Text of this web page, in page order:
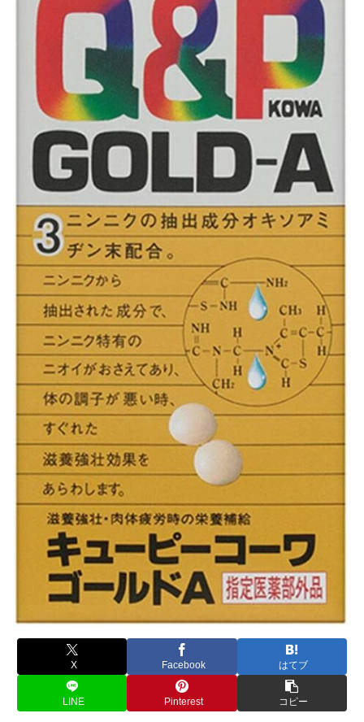
X Facebook はてブ
LINE Pinterest コピー